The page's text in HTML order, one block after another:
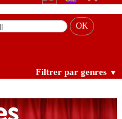
Filtrer par genres ▼